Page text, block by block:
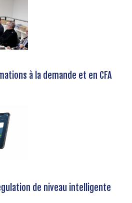
à la demande et en CFA
de niveau intelligente